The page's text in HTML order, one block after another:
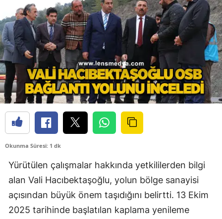
Okunma Süresi: 1 dk
Yürütülen çalışmalar hakkında yetkililerden bilgi
alan Vali Hacıbektaşoğlu, yolun bölge sanayisi
açısından büyük önem taşıdığını belirtti. 13 Ekim
2025 tarihinde başlatılan kaplama yenileme